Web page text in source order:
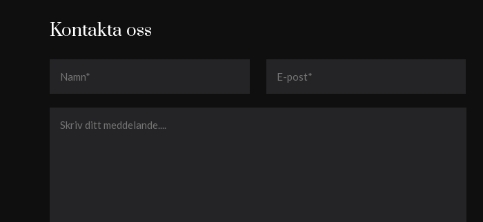
Kontakta oss